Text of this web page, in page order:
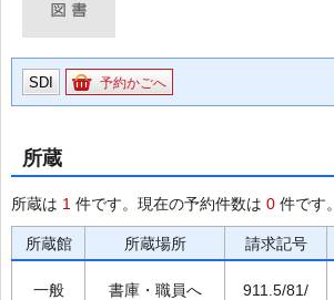
SDI 予約かごへ
所蔵
所蔵は 1 件です。現在の予約件数は 0 件です。
所蔵館 所蔵場所 請求記号
一般 書庫・職員へ 911.5/81/